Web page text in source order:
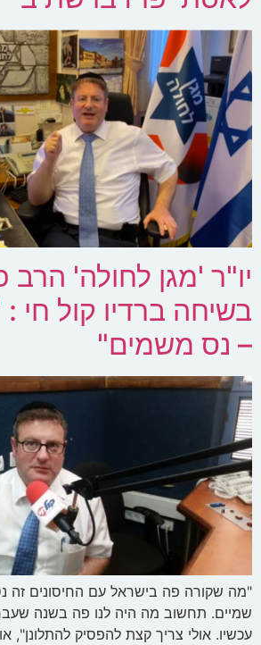
יו"ר 'מגן לחולה' הרב
בשיחה ברדיו קול חי :
– נס משמים"
"מה שקורה פה בישראל עם החיסונים זה
שמיים. תחשוב מה היה לנו פה בשנה
עכשיו. אולי צריך קצת להפסיק להתלונן",